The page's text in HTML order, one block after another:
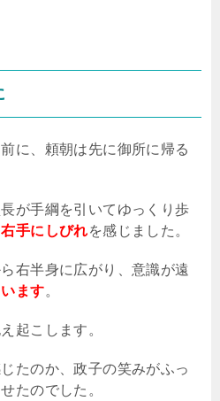
に、頼朝は先に御所に帰る
が手綱を引いてゆっくり歩
右手にしびれを感じました。
右半身に広がり、意識が遠
ます。
起こします。
たのか、政子の笑みがふっ
たのでした。